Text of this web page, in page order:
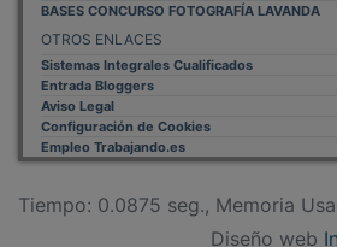
BASES CONCURSO FOTOGRAFÍA LAVANDA
OTROS ENLACES
Sistemas Integrales Cualificados
Entrada Bloggers
Aviso Legal
Configuración de Cookies
Empleo Trabajando.es
Tiempo: 0.0875 seg., Memoria
Diseño web